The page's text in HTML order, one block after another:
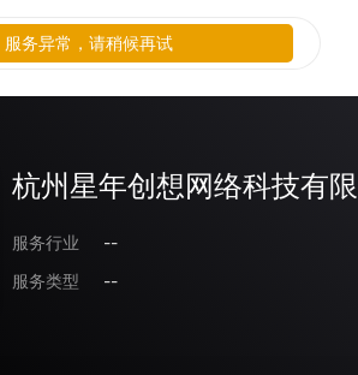
杭州星年创想网络科技有
服务行业
--
服务类型
--
服务异常，请稍候再试